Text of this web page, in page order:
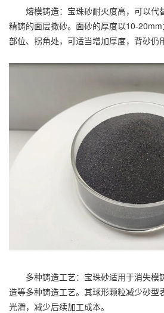
熔模铸造：宝珠砂耐火度高，可以代
精铸的面层撒砂。面砂的厚度以10-
部位、拐角处，可适当增加厚度，背砂仍
多种铸造工艺：宝珠砂适用于消失模
造等多种铸造工艺。其球形颗粒减少砂型
光滑，减少后续加工成本。